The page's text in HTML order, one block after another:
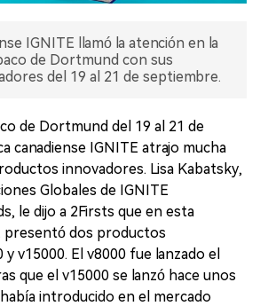
IGNITE llamó la atención en la
de Dortmund con sus
del 19 al 21 de septiembre.
de Dortmund del 19 al 21 de
canadiense IGNITE atrajo mucha
innovadores. Lisa Kabatsky,
Globales de IGNITE
le dijo a 2Firsts que en esta
presentó dos productos
v15000. El v8000 fue lanzado el
que el v15000 se lanzó hace unos
introducido en el mercado